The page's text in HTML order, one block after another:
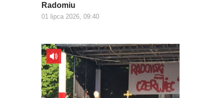
Radomiu
01 lipca 2026, 09:40